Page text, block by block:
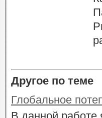
Другое по теме
Глобальное